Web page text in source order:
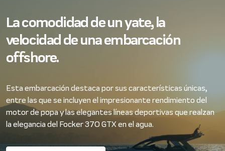
La comodidad de un yate, la
velocidad de una embarcación
offshore.
Esta embarcación destaca por sus características únicas,
entre las que se incluyen el impresionante rendimiento del
motor de popa y las elegantes líneas deportivas que realzan
la elegancia del Focker 370 GTX en el agua.